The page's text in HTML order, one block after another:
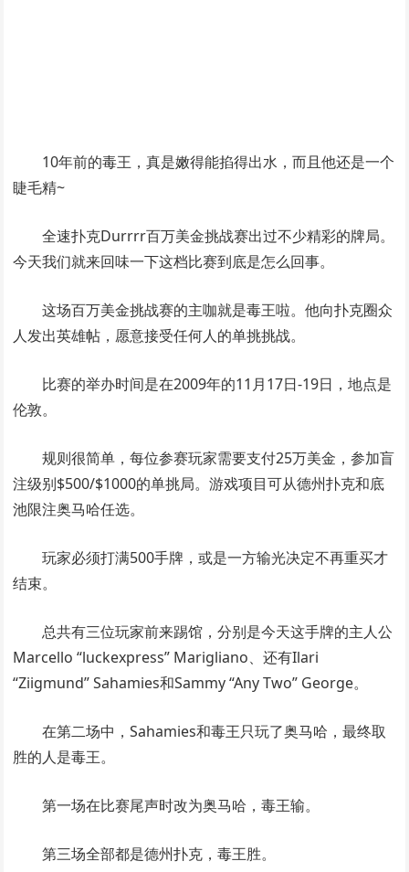
10年前的毒王，真是嫩得能掐得出水，而且他还是一个
睫毛精~
全速扑克Durrrr百万美金挑战赛出过不少精彩的牌局。
今天我们就来回味一下这档比赛到底是怎么回事。
这场百万美金挑战赛的主咖就是毒王啦。他向扑克圈众
人发出英雄帖，愿意接受任何人的单挑挑战。
比赛的举办时间是在2009年的11月17日-19日，地点是
伦敦。
规则很简单，每位参赛玩家需要支付25万美金，参加盲
注级别$500/$1000的单挑局。游戏项目可从德州扑克和底
池限注奥马哈任选。
玩家必须打满500手牌，或是一方输光决定不再重买才
结束。
总共有三位玩家前来踢馆，分别是今天这手牌的主人公
Marcello “luckexpress” Marigliano、还有Ilari
“Ziigmund” Sahamies和Sammy “Any Two” George。
在第二场中，Sahamies和毒王只玩了奥马哈，最终取
胜的人是毒王。
第一场在比赛尾声时改为奥马哈，毒王输。
第三场全部都是德州扑克，毒王胜。